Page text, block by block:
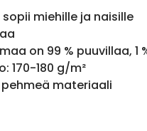
miehille ja naisille
on 99 % puuvillaa, 1
170-180 g/m²
materiaali